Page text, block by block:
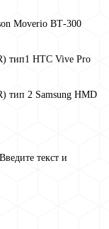
Moverio ВТ-300
тип1 НТС Vive Pro
тип 2 Samsung HMD
Введите текст и